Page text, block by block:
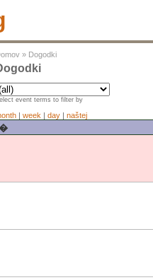
» Dogodki
event terms to filter by
| week | day | naštej